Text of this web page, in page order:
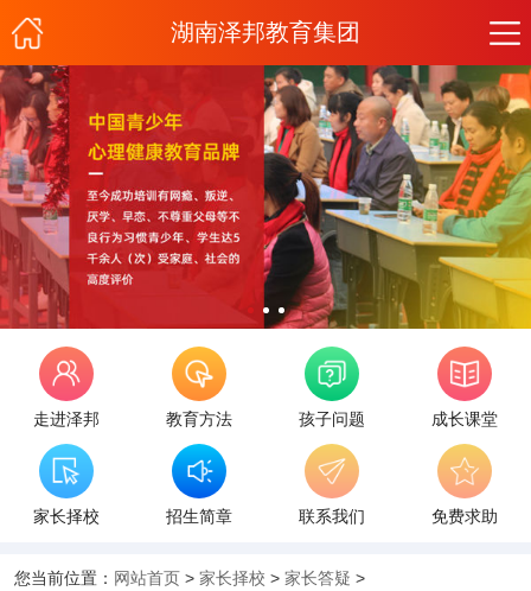
湖南泽邦教育集团
走进泽邦 教育方法 孩子问题 成长课堂
家长择校 招生简章 联系我们 免费求助
您当前位置： 网站首页 > 家长择校 > 家长答疑 >